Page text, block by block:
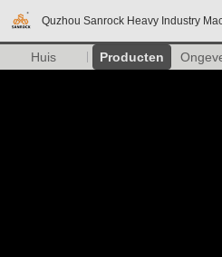
Quzhou Sanrock Heavy Industry
Huis Producten